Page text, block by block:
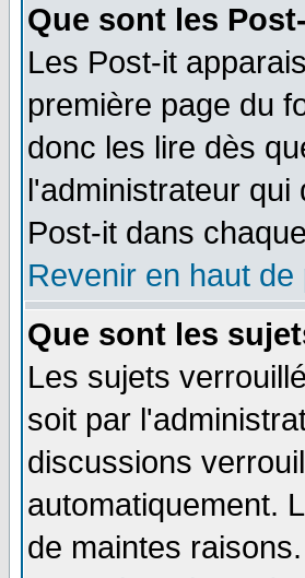
Que sont les
Les Post-it
première page du
donc les lire dès
l'administrateur
Post-it dans
Revenir en haut de
Que sont les
Les sujets
soit par
discussions
automatiquement.
de maintes raisons.